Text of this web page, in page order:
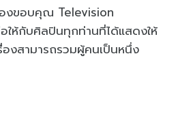
งขอบคุณ Television
ให้กับศิลปินทุกท่านที่ได้แสดงให้
องสามารถรวมผู้คนเป็นหนึ่ง